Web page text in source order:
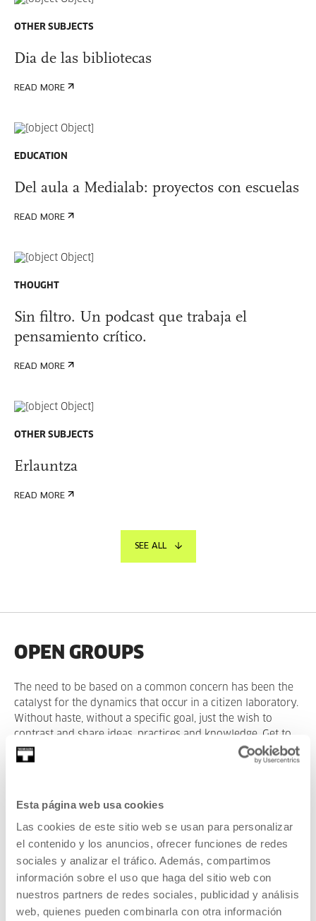
Esta página web usa cookies
Las cookies de este sitio web se usan para personalizar
el contenido y los anuncios, ofrecer funciones de redes
sociales y analizar el tráfico. Además, compartimos
información sobre el uso que haga del sitio web con
nuestros partners de redes sociales, publicidad y análisis
web, quienes pueden combinarla con otra información
OTHER SUBJECTS
Dia de las bibliotecas
READ MORE
EDUCATION
Del aula a Medialab: proyectos con escuelas
READ MORE
THOUGHT
Sin filtro. Un podcast que trabaja el
pensamiento crítico.
READ MORE
OTHER SUBJECTS
Erlauntza
READ MORE
SEE ALL
OPEN GROUPS
The need to be based on a common concern has been the
catalyst for the dynamics that occur in a citizen laboratory.
Without haste, without a specific goal, just the wish to
contrast and share ideas, practices and knowledge. Get to
know our Open Groups.
CURRENT PAST
Astronomía ciudadana